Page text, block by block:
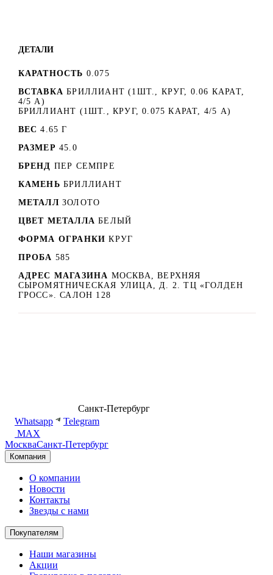
ДЕТАЛИ
КАРАТНОСТЬ 0.075
ВСТАВКА БРИЛЛИАНТ (1ШТ., КРУГ, 0.06 КАРАТ,
4/5 А)
БРИЛЛИАНТ (1ШТ., КРУГ, 0.075 КАРАТ, 4/5 А)
ВЕС 4.65 Г
РАЗМЕР 45.0
БРЕНД ПЕР СЕМПРЕ
КАМЕНЬ БРИЛЛИАНТ
МЕТАЛЛ ЗОЛОТО
ЦВЕТ МЕТАЛЛА БЕЛЫЙ
ФОРМА ОГРАНКИ КРУГ
ПРОБА 585
АДРЕС МАГАЗИНА МОСКВА, ВЕРХНЯЯ
СЫРОМЯТНИЧЕСКАЯ УЛИЦА, Д. 2. ТЦ «ГОЛДЕН
ГРОСС». САЛОН 128
Санкт-Петербург
Whatsapp
Telegram
MAX
МоскваСанкт-Петербург
Компания
О компании
Новости
Контакты
Звезды с нами
Покупателям
Наши магазины
Акции